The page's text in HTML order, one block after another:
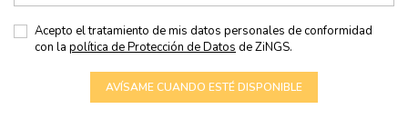
Acepto el tratamiento de mis datos personales de conformidad
con la política de Protección de Datos de ZiNGS.
AVÍSAME CUANDO ESTÉ DISPONIBLE